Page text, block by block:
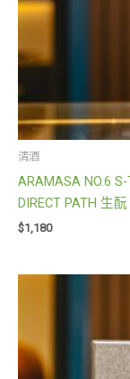
清酒
ARAMASA NO.6
DIRECT PATH 生
$1,180